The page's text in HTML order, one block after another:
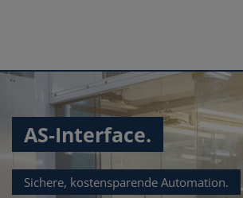
AS-Interface.
Sichere, kostensparende Automation.